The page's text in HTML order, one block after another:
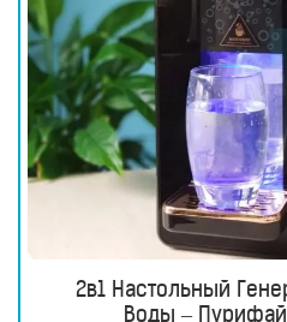
2в1 Настольный
Воды –